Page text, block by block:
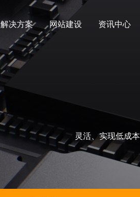
解决方案 网站建设 资讯中心
灵活、实现低成